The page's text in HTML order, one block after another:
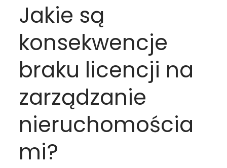
Jakie są
konsekwencje
braku licencji na
zarządzanie
nieruchomościa
mi?